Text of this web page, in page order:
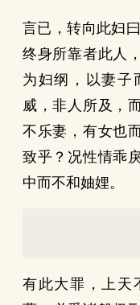
言已，转向此妇
终身所靠者此人
为妇纲，以妻子
威，非人所及，
不乐妻，有女也
致乎？况性情乖
中而不和妯娌。
有此大罪，上天